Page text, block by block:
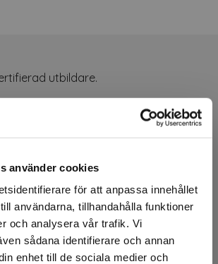
använder cookies
för att anpassa innehållet
användarna, tillhandahålla funktioner
och analysera vår trafik. Vi
sådana identifierare och annan
enhet till de sociala medier och
utbildare.
till dig som jobbat med 3M™ DI-NOC™
fördjupa dig i materialet. Ej lämplig
erfarenhet av 3M™ DI-NOC™.
mellan kl 09:00 - 16:00, inklusive